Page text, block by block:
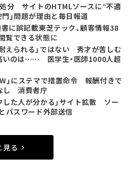
分 サイトのHTMLソースに“不適
」問題が理由と毎日報道
に誤記載――東芝テック、顧客情報38
覧できる状態に
えられる」ではない 秀才が苦しむ
いのは…… 医学生・医師1000人超
」にステマで措置命令 報酬付きで
し 消費者庁
した人が分かる」サイト拡散 ソー
パスワード外部送信
見る